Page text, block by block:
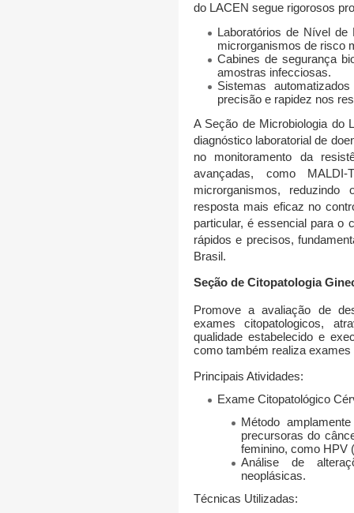
do LACEN segue rigorosos
Laboratórios de Nível
microrganismos de risco
Cabines de segurança
amostras infecciosas.
Sistemas
precisão e rapidez nos
A Seção de Microbiologia do
diagnóstico laboratorial de
no monitoramento da
avançadas, como MALDI-
microrganismos,
resposta mais eficaz no
particular, é essencial para o
rápidos e precisos,
Brasil.
Seção de Citopatologia
Promove a avaliação de
exames citopatologicos,
qualidade estabelecido e
como também realiza exames
Principais Atividades:
Exame Citopatológico
Método
precursoras do
feminino, como HPV
Análise de
neoplásicas.
Técnicas Utilizadas: